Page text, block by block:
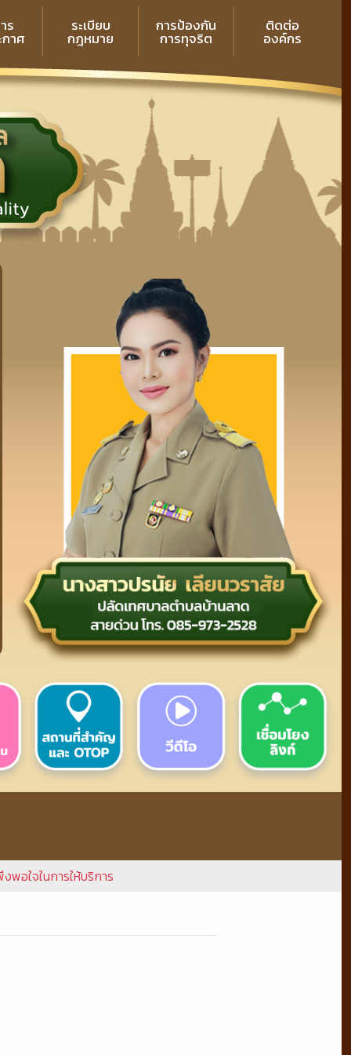
ร
กาศ
ระเบียบ
กฎหมาย
การป้องกัน
การทุจริต
ติดต่อ
องค์กร
พอใจในการให้บริการ